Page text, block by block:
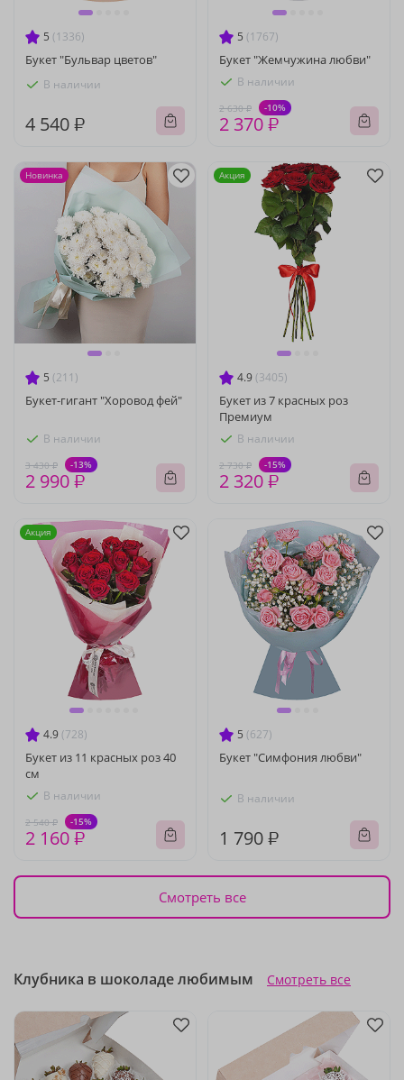
5 (1336)
Букет "Бульвар цветов"
В наличии
4 540 ₽
5 (1767)
Букет "Жемчужина любви"
В наличии
2 630 ₽ -10%
2 370 ₽
5 (211)
Букет-гигант "Хоровод фей"
В наличии
3 430 ₽ -13%
2 990 ₽
Новинка
4.9 (3405)
Букет из 7 красных роз
Премиум
В наличии
2 730 ₽ -15%
2 320 ₽
Акция
4.9 (728)
Букет из 11 красных роз 40
см
В наличии
2 540 ₽ -15%
2 160 ₽
Акция
5 (627)
Букет "Симфония любви"
В наличии
1 790 ₽
Смотреть все
Клубника в шоколаде любимым Смотреть все